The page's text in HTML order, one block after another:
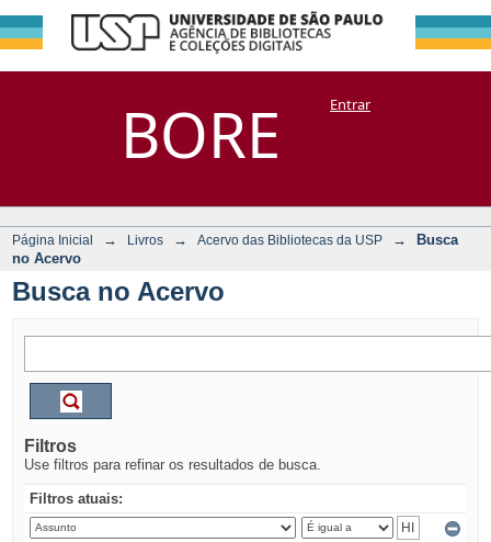
BORE
Busca no Acervo
DSpace/Manakin + CoriscoEntrar
Página Inicial → Livros → Acervo das Bibliotecas da USP →
Busca
no Acervo
Busca no Acervo
Filtros
Use filtros para refinar os resultados de busca.
Filtros atuais: